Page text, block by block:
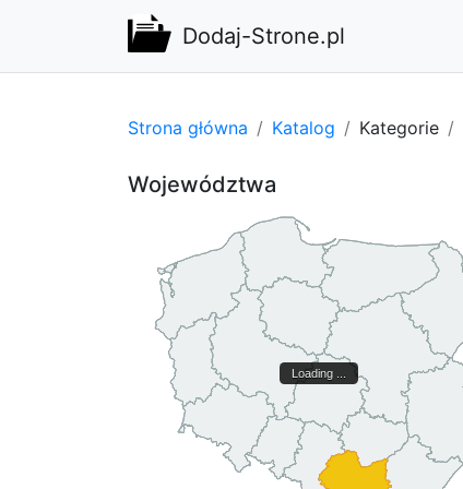
Dodaj-Strone.pl
Strona główna Katalog Kategorie
Województwa